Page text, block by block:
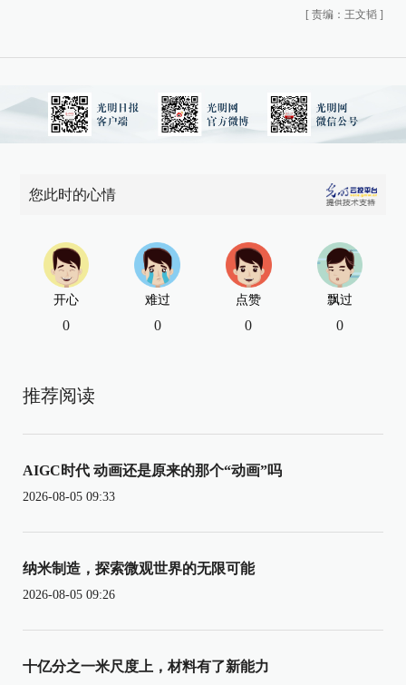
[ 责编：王文韬 ]
您此时的心情
开心
0
难过
0
点赞
0
飘过
0
推荐阅读
AIGC时代 动画还是原来的那个“动画”吗
2026-08-05 09:33
纳米制造，探索微观世界的无限可能
2026-08-05 09:26
十亿分之一米尺度上，材料有了新能力